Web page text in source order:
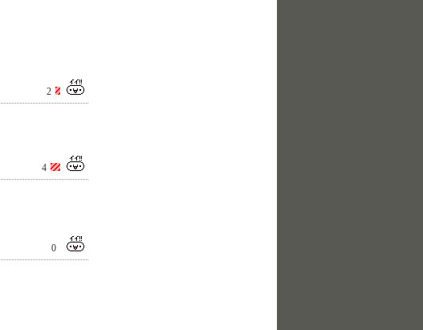
2
4
0